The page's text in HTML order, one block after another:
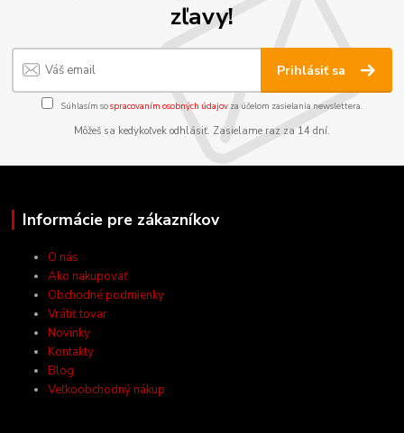
zľavy!
Prihlásiť sa
Súhlasím sospracovaním osobných údajov za účelom zasielania newslettera.
Môžeš sa kedykoľvek odhlásiť. Zasielame raz za 14 dní.
Informácie pre zákazníkov
O nás
Ako nakupovať
Obchodné podmienky
Vrátiť tovar
Novinky
Kontakty
Blog
Veľkoobchodný nákup